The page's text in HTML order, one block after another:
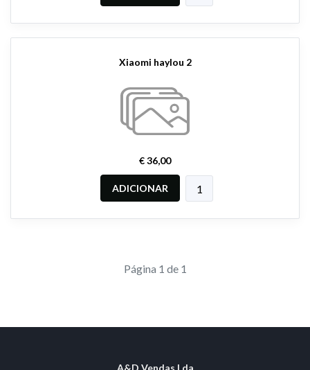
Xiaomi haylou 2
€ 36,00
ADICIONAR
Página 1 de 1
A&D Vendas Lda